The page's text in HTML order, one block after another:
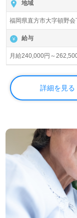
204名以上、福岡
ービス、ショー
護支援事業を展開
◎SINSE1978年！
しい光に包まれた
業所様！◎
看護助手や介護
老人ホームでの
員様が活躍中！
様らしさを大切に
したい、介護知
ながら仕事をし
きたい』等の方
タントよりご案
全国の求人ご紹介
しは【ウィルオ
地域
福岡県直方市大字頓野会
給与
月給240,000円～
詳細を見る